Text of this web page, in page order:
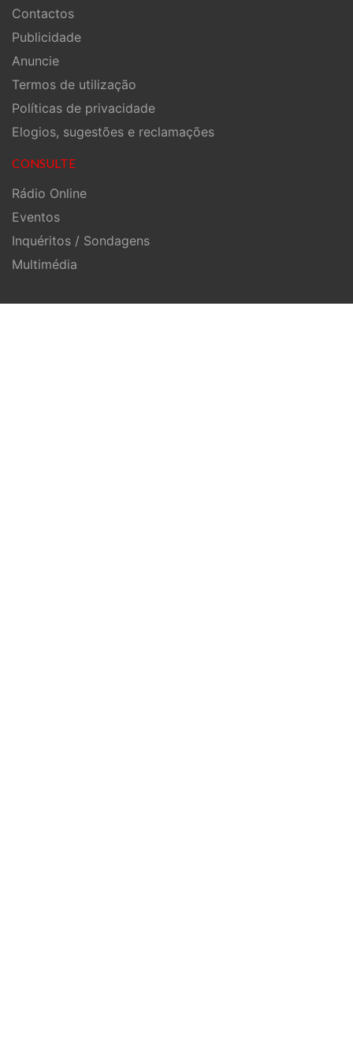
Contactos
Publicidade
Anuncie
Termos de utilização
Políticas de privacidade
Elogios, sugestões e reclamações
CONSULTE
Rádio Online
Eventos
Inquéritos / Sondagens
Multimédia